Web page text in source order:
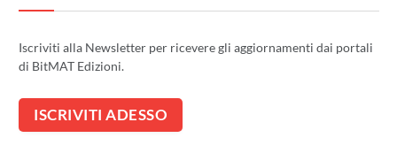
Iscriviti alla Newsletter per ricevere gli aggiornamenti dai portali
di BitMAT Edizioni.